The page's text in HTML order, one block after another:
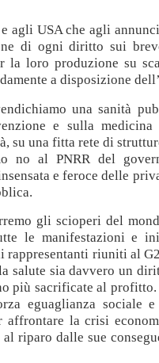
agli USA che agli
di ogni diritto sui
la loro produzione su
a disposizione
una sanità
e sulla
su una fitta rete di
no al PNRR del
e feroce delle
gli scioperi del
le manifestazioni e
rappresentanti riuniti al
salute sia davvero un
più sacrificate al
eguaglianza sociale
affrontare la crisi
riparo dalle sue